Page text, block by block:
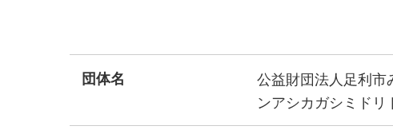
団体名
公益財団法人足利
ンアシカガシミドリ